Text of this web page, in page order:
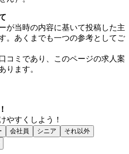
が当時の内容に基いて投稿した主
。あくまでも一つの参考としてご
コミであり、このページの求人案
ります。
やすくしよう！
会社員 シニア
それ以外